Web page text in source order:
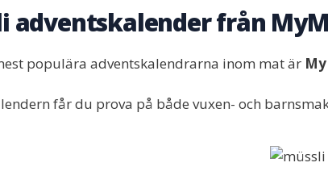
adventskalender från
populära adventskalendrarna inom mat är
får du prova på både vuxen- och